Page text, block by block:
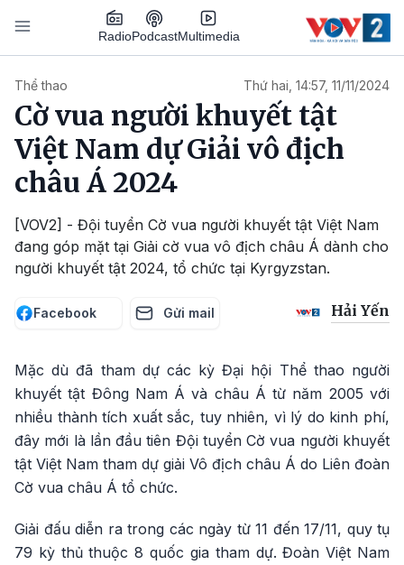
Nhảy đến nội dung
RadioPodcastMultimedia
Thể thao Thứ hai, 14:57, 11/11/2024
Cờ vua người khuyết tật
Việt Nam dự Giải vô địch
châu Á 2024
[VOV2] - Đội tuyển Cờ vua người khuyết tật Việt Nam
đang góp mặt tại Giải cờ vua vô địch châu Á dành cho
người khuyết tật 2024, tổ chức tại Kyrgyzstan.
Facebook Gửi mail Hải Yến
Mặc dù đã tham dự các kỳ Đại hội Thể thao người
khuyết tật Đông Nam Á và châu Á từ năm 2005 với
nhiều thành tích xuất sắc, tuy nhiên, vì lý do kinh phí,
đây mới là lần đầu tiên Đội tuyển Cờ vua người khuyết
tật Việt Nam tham dự giải Vô địch châu Á do Liên đoàn
Cờ vua châu Á tổ chức.
Giải đấu diễn ra trong các ngày từ 11 đến 17/11, quy tụ
79 kỳ thủ thuộc 8 quốc gia tham dự. Đoàn Việt Nam